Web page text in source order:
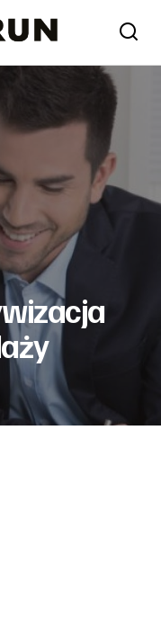
sprzedaży